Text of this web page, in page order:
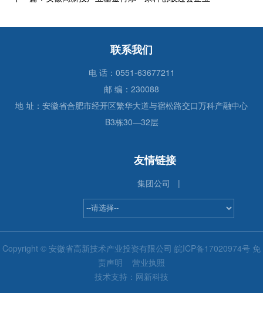
联系我们
电 话：0551-63677211
邮 编：230088
地 址：安徽省合肥市经开区繁华大道与宿松路交口万科产融中心
B3栋30—32层
友情链接
集团公司 |
Copyright © 安徽省高新技术产业投资有限公司 皖ICP备17020974号 免
责声明
营业执照
技术支持： 网新科技